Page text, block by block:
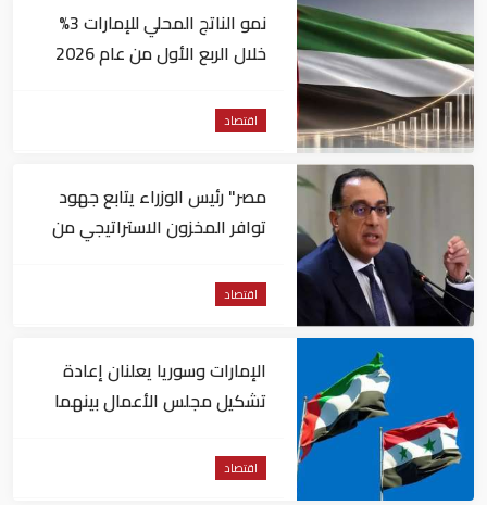
نمو الناتج المحلي للإمارات 3%
خلال الربع الأول من عام 2026
اقتصاد
مصر" رئيس الوزراء يتابع جهود
توافر المخزون الاستراتيجي من
اقتصاد
الإمارات وسوريا يعلنان إعادة
تشكيل مجلس الأعمال بينهما
اقتصاد